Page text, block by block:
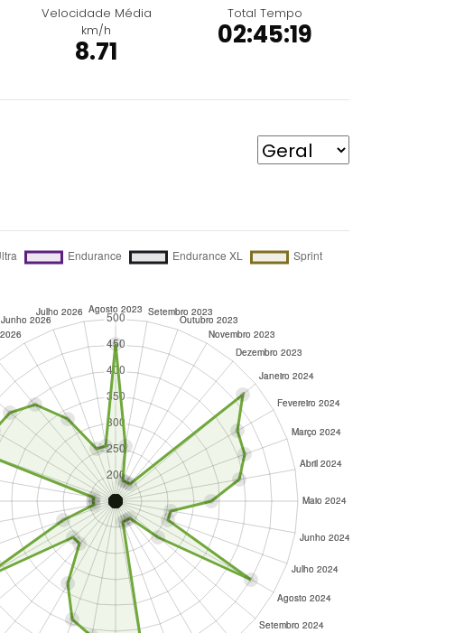
Velocidade Média
km/h
8.71
Total Tempo
02:45:19